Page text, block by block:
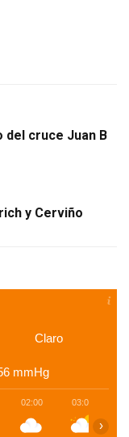
cruce Juan B
y Cerviño
Claro
mmHg
02:00 03:00
›